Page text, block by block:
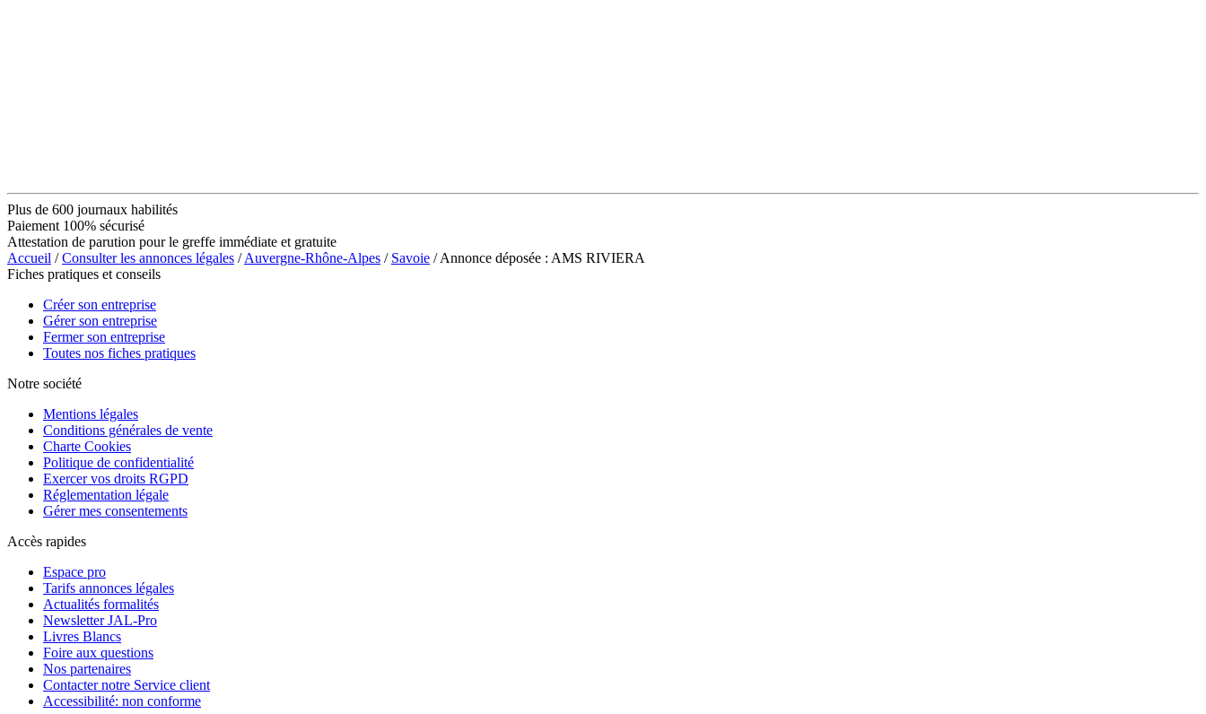
Plus de 600 journaux habilités
Paiement 100% sécurisé
Attestation de parution pour le greffe immédiate et gratuite
Accueil /Consulter les annonces légales /Auvergne-Rhône-Alpes / Savoie / Annonce déposée : AMS RIVIERA
Fiches pratiques et conseils
Créer son entreprise
Gérer son entreprise
Fermer son entreprise
Toutes nos fiches pratiques
Notre société
Mentions légales
Conditions générales de vente
Charte Cookies
Politique de confidentialité
Exercer vos droits RGPD
Réglementation légale
Gérer mes consentements
Accès rapides
Espace pro
Tarifs annonces légales
Actualités formalités
Newsletter JAL-Pro
Livres Blancs
Foire aux questions
Nos partenaires
Contacter notre Service client
Accessibilité: non conforme